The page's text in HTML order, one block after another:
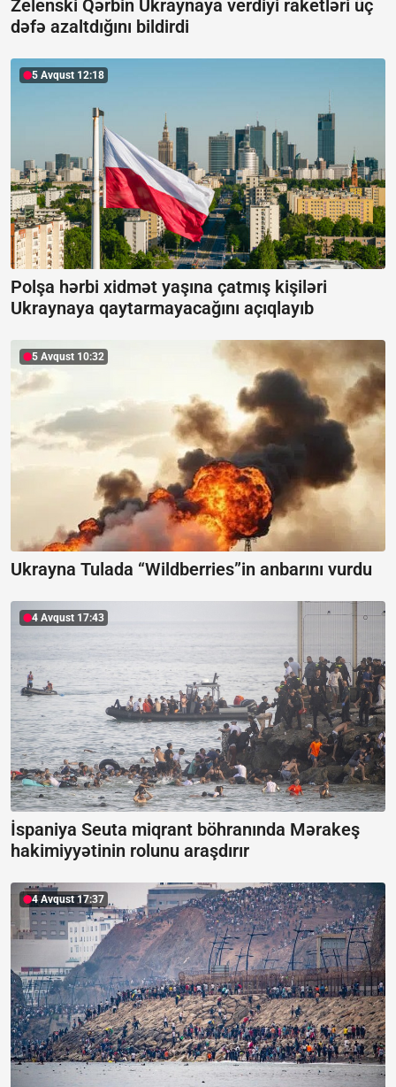
Zelenski Qərbin Ukraynaya verdiyi raketləri üç
dəfə azaltdığını bildirdi
5 Avqust 12:18
Polşa hərbi xidmət yaşına çatmış kişiləri
Ukraynaya qaytarmayacağını açıqlayıb
5 Avqust 10:32
Ukrayna Tulada “Wildberries”in anbarını vurdu
4 Avqust 17:43
İspaniya Seuta miqrant böhranında Mərakeş
hakimiyyətinin rolunu araşdırır
4 Avqust 17:37